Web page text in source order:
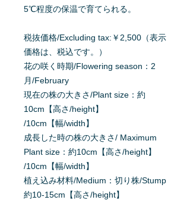
5℃程度の保温で育てられる。
税抜価格/Excluding tax:￥2,500（表示
価格は、税込です。）
花の咲く時期/Flowering season：2
月/February
現在の株の大きさ/Plant size：約
10cm【高さ/height】
/10cm【幅/width】
成長した時の株の大きさ/ Maximum
Plant size：約10cm【高さ/height】
/10cm【幅/width】
植え込み材料/Medium：切り株/Stump
約10-15cm【高さ/height】